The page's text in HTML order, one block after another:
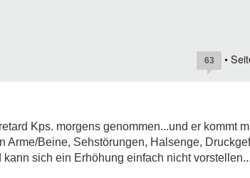
63 •
Kps. morgens genommen...und er kommt
Arme/Beine, Sehstörungen, Halsenge,
sich ein Erhöhung einfach nicht